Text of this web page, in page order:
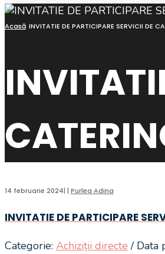
Acasă INVITATIE DE PARTICIPARE SERVICII DE
14 februarie 2024| | Purlea Adina
INVITATIE DE PARTICIPARE
Categorie: Achiziții directe / Data